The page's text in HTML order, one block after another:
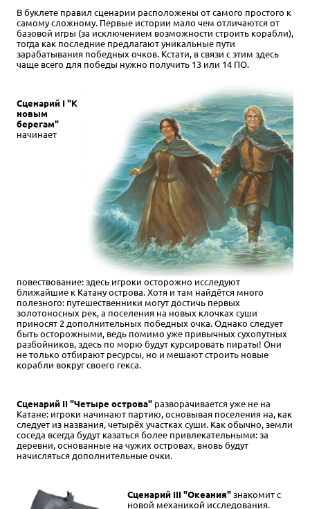
В буклете правил сценарии расположены от самого простого к
самому сложному. Первые истории мало чем отличаются от
базовой игры (за исключением возможности строить корабли),
тогда как последние предлагают уникальные пути
зарабатывания победных очков. Кстати, в связи с этим здесь
чаще всего для победы нужно получить 13 или 14 ПО.
Сценарий I "К
новым
берегам"
начинает
повествование: здесь игроки осторожно исследуют
ближайшие к Катану острова. Хотя и там найдётся много
полезного: путешественники могут достичь первых
золотоносных рек, а поселения на новых клочках суши
приносят 2 дополнительных победных очка. Однако следует
быть осторожными, ведь помимо уже привычных сухопутных
разбойников, здесь по морю будут курсировать пираты! Они
не только отбирают ресурсы, но и мешают строить новые
корабли вокруг своего гекса.
Сценарий II "Четыре острова" разворачивается уже не на
Катане: игроки начинают партию, основывая поселения на, как
следует из названия, четырёх участках суши. Как обычно, земли
соседа всегда будут казаться более привлекательными: за
деревни, основанные на чужих островах, вновь будут
начисляться дополнительные очки.
Сценарий III "Океания"знакомит с
новой механикой исследования.